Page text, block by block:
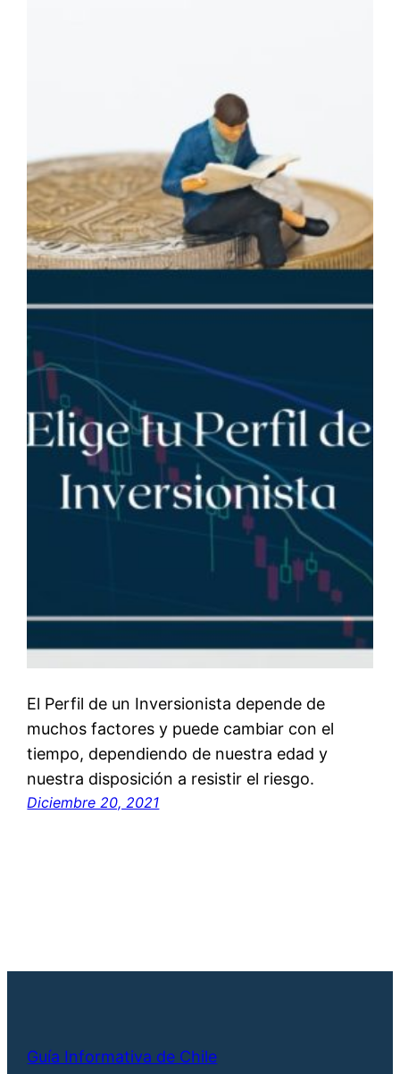
El Perfil de un Inversionista depende de
muchos factores y puede cambiar con el
tiempo, dependiendo de nuestra edad y
nuestra disposición a resistir el riesgo.
Diciembre 20, 2021
Guía Informativa de Chile